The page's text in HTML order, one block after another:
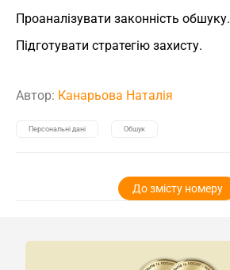
Проаналізувати законність обшуку.
Підготувати стратегію захисту.
Автор: Канарьова Наталія
Персональні дані Обшук
До змісту номеру